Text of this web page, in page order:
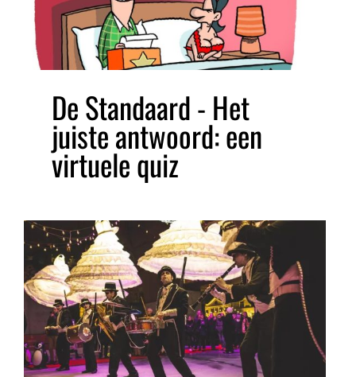
De Standaard - Het
juiste antwoord: een
virtuele quiz